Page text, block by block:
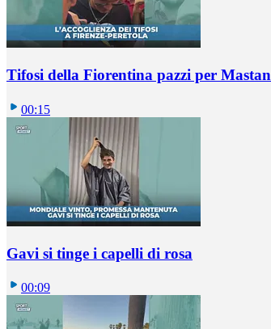
Tifosi della Fiorentina pazzi per
00:15
Gavi si tinge i capelli di rosa
00:09